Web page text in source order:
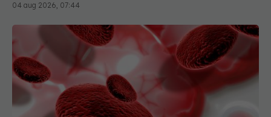
04 aug 2026, 07:44